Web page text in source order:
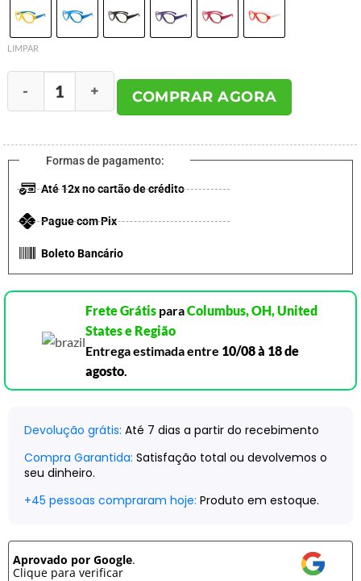
LIMPAR
COMPRAR AGORA
Formas de pagamento:
Até 12x no cartão de crédito
Pague com Pix
Boleto Bancário
Frete Grátis paraColumbus, OH, United
States e Região
Entrega estimada entre 10/08 à 18 de
agosto.
Devolução grátis: Até 7 dias a partir do recebimento
Compra Garantida: Satisfação total ou devolvemos o
seu dinheiro.
+45 pessoas compraram hoje: Produto em estoque.
Aprovado por Google.
Clique para verificar